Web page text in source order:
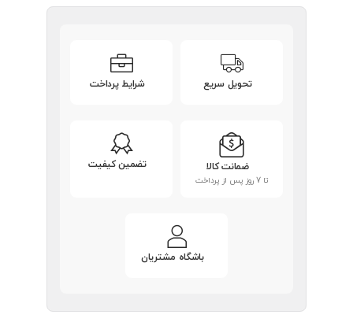
تحویل سریع شرایط پرداخت
ضمانت کالا
تا 7 روز پس از پرداخت
تضمین کیفیت
باشگاه مشتریان